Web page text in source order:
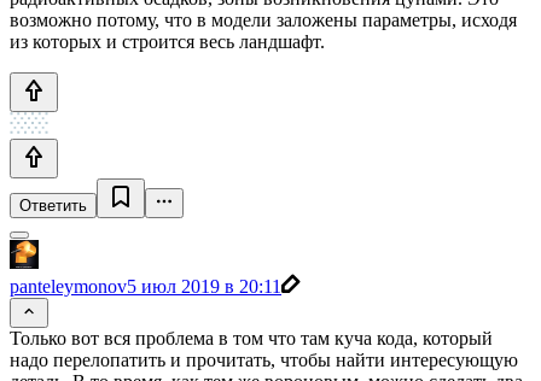
возможно потому, что в модели заложены параметры, исходя
из которых и строится весь ландшафт.
Ответить
panteleymonov5 июл 2019 в 20:11
Только вот вся проблема в том что там куча кода, который
надо перелопатить и прочитать, чтобы найти интересующую